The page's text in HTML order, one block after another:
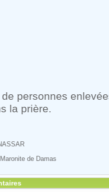
personnes
la prière.
Damas